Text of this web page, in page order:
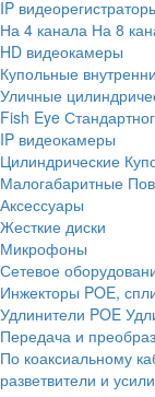
IP
На 4 канала На 8
HD видеокамеры
Купольные
Уличные
Fish Eye
IP видеокамеры
Цилиндрические
Малогабаритные
Аксессуары
Жесткие диски
Микрофоны
Сетевое
Инжекторы POE,
Удлинители POE
Передача и
По коаксиальному
разветвители и